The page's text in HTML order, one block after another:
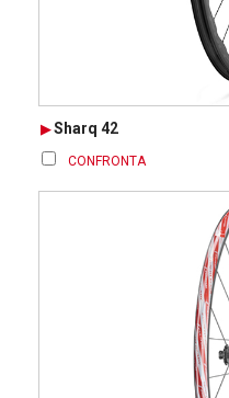
Sharq 42
CONFRONTA